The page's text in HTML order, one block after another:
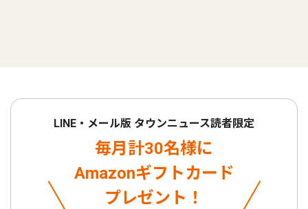
LINE・メール版 タウンニュース読者限定
毎月計30名様に
Amazonギフトカード
プレゼント！